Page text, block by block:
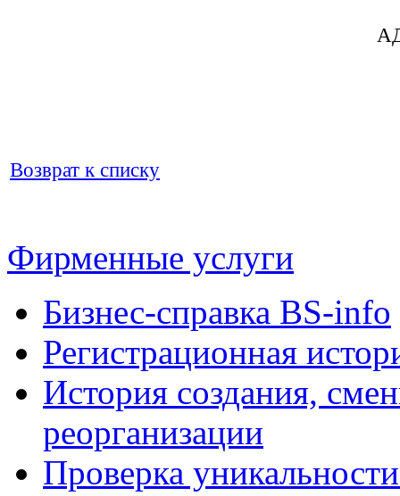
Возврат к списку
Фирменные услуги
Бизнес-справка BS-info
Регистрационная
История создания,
реорганизации
Проверка